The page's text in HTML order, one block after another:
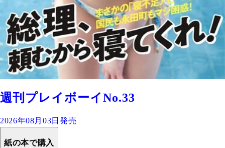
週刊プレイボーイNo.33
2026年08月03日発売
紙の本で購入